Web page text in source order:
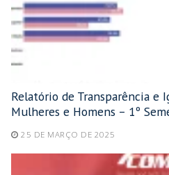
Relatório de Transparência e
Mulheres e Homens – 1º
25 DE MARÇO DE 2025